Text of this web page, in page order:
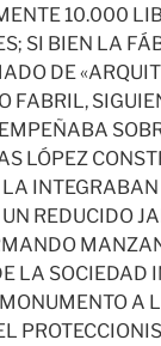
10.000
SI BIEN LA
DE
LÓPEZ
REDUCIDO
LA